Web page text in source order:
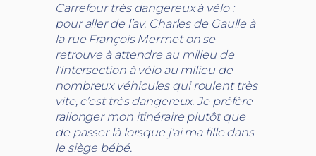
Carrefour très dangereux à vélo :
pour aller de l’av. Charles de Gaulle à
la rue François Mermet on se
retrouve à attendre au milieu de
l’intersection à vélo au milieu de
nombreux véhicules qui roulent très
vite, c’est très dangereux. Je préfère
rallonger mon itinéraire plutôt que
de passer là lorsque j’ai ma fille dans
le siège bébé.